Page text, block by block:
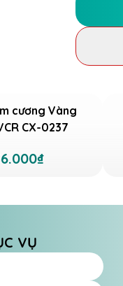
cương Vàng
CX-0237
VỤ